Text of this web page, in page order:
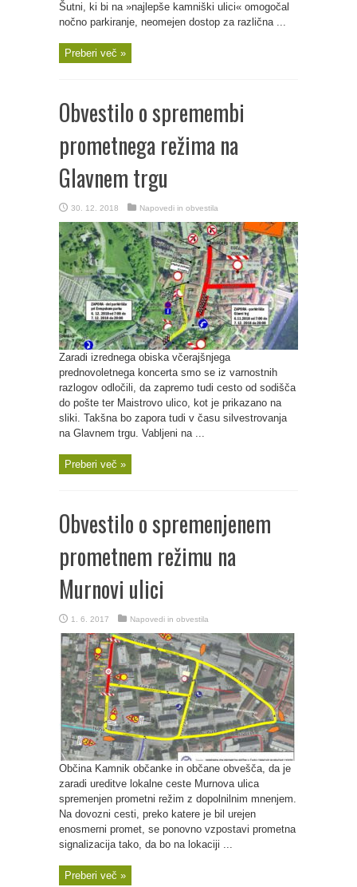
Šutni, ki bi na »najlepše kamniški ulici« omogočal
nočno parkiranje, neomejen dostop za različna ...
Preberi več »
Obvestilo o spremembi
prometnega režima na
Glavnem trgu
30. 12. 2018 Napovedi in obvestila
Zaradi izrednega obiska včerajšnjega
prednovoletnega koncerta smo se iz varnostnih
razlogov odločili, da zapremo tudi cesto od sodišča
do pošte ter Maistrovo ulico, kot je prikazano na
sliki. Takšna bo zapora tudi v času silvestrovanja
na Glavnem trgu. Vabljeni na ...
Preberi več »
Obvestilo o spremenjenem
prometnem režimu na
Murnovi ulici
1. 6. 2017 Napovedi in obvestila
Občina Kamnik občanke in občane obvešča, da je
zaradi ureditve lokalne ceste Murnova ulica
spremenjen prometni režim z dopolnilnim mnenjem.
Na dovozni cesti, preko katere je bil urejen
enosmerni promet, se ponovno vzpostavi prometna
signalizacija tako, da bo na lokaciji ...
Preberi več »